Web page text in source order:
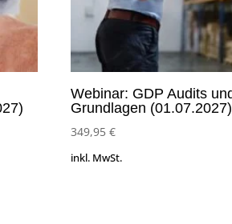
Webinar: GDP Audits
Grundlagen (01.07.2027)
349,95€
inkl. MwSt.